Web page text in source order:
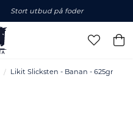
Stort utbud på foder
Likit Slicksten - Banan - 625gr